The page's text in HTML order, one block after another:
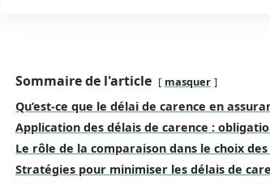
Sommaire de l'article masquer
Qu’est-ce que le délai de carence en
Application des délais de carence :
Le rôle de la comparaison dans le choix
Stratégies pour minimiser les délais de